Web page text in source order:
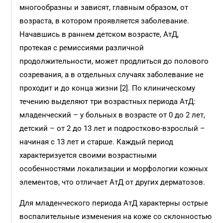
многообразны и зависят, главным образом, от
возраста, в котором проявляется заболевание.
Начавшись в раннем детском возрасте, АтД,
протекая с ремиссиями различной
продолжительности, может продлиться до полового
созревания, а в отдельных случаях заболевание не
проходит и до конца жизни [2]. По клиническому
течению выделяют три возрастных периода АтД:
младенческий – у больных в возрасте от 0 до 2 лет,
детский – от 2 до 13 лет и подростково-взрослый –
начиная с 13 лет и старше. Каждый период
характеризуется своими возрастными
особенностями локализации и морфологии кожных
элементов, что отличает АтД от других дерматозов.
Для младенческого периода АтД характерны острые
воспалительные изменения на коже со склонностью